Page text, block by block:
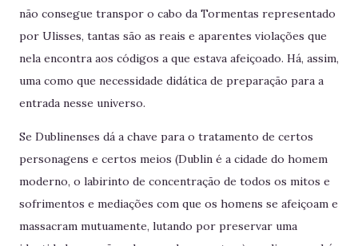
não consegue transpor o cabo da Tormentas representado
por Ulisses, tantas são as reais e aparentes violações que
nela encontra aos códigos a que estava afeiçoado. Há, assim,
uma como que necessidade didática de preparação para a
entrada nesse universo.
Se Dublinenses dá a chave para o tratamento de certos
personagens e certos meios (Dublin é a cidade do homem
moderno, o labirinto de concentração de todos os mitos e
sofrimentos e mediações com que os homens se afeiçoam e
massacram mutuamente, lutando por preservar uma